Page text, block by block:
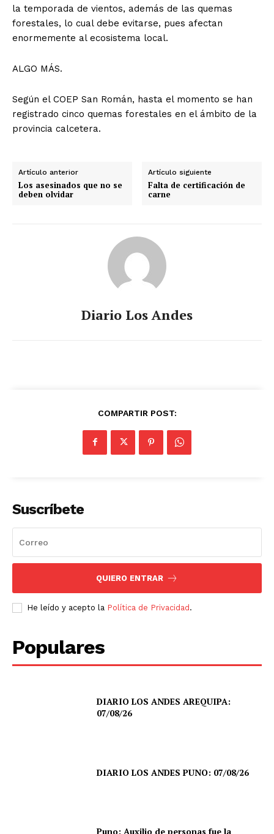
la temporada de vientos, además de las quemas
forestales, lo cual debe evitarse, pues afectan
enormemente al ecosistema local.
ALGO MÁS.
Según el COEP San Román, hasta el momento se han
registrado cinco quemas forestales en el ámbito de la
provincia calcetera.
Artículo anterior
Los asesinados que no se
deben olvidar
Artículo siguiente
Falta de certificación de
carne
Diario Los Andes
COMPARTIR POST:
Suscríbete
QUIERO ENTRAR
He leído y acepto la Política de Privacidad.
Populares
DIARIO LOS ANDES AREQUIPA:
07/08/26
DIARIO LOS ANDES PUNO: 07/08/26
Puno: Auxilio de personas fue la